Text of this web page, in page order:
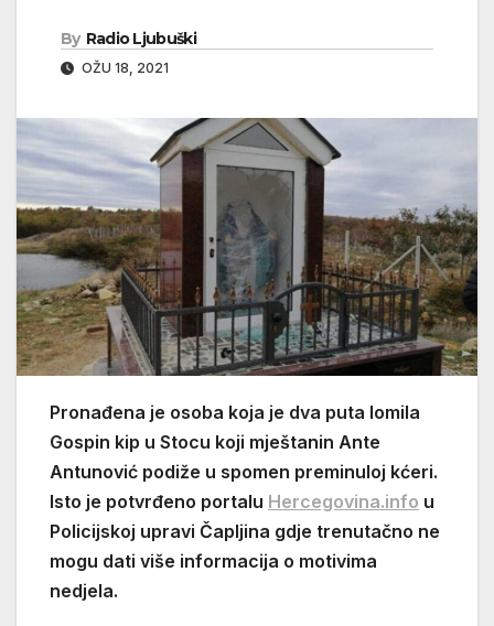
By Radio Ljubuški
OŽU 18, 2021
Pronađena je osoba koja je dva puta lomila
Gospin kip u Stocu koji mještanin Ante
Antunović podiže u spomen preminuloj kćeri.
Isto je potvrđeno portalu Hercegovina.info u
Policijskoj upravi Čapljina gdje trenutačno ne
mogu dati više informacija o motivima
nedjela.